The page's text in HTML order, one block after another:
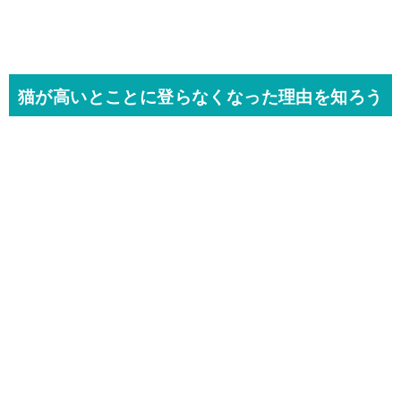
猫が高いとことに登らなくなった理由を知ろう